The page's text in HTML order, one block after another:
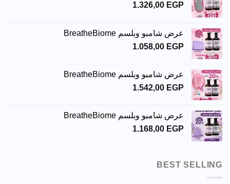
1.326,00 EGP
عرض شامبو وبلسم BreatheBiome
1.058,00 EGP
عرض شامبو وبلسم BreatheBiome
1.542,00 EGP
عرض شامبو وبلسم BreatheBiome
1.168,00 EGP
BEST SELLING